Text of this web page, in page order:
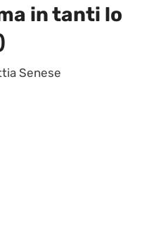
in tanti lo
Senese